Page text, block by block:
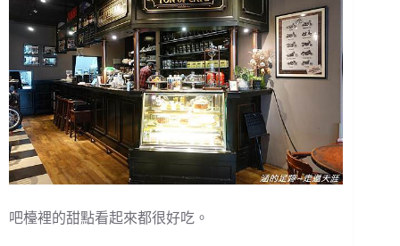
吧檯裡的甜點看起來都很好吃。